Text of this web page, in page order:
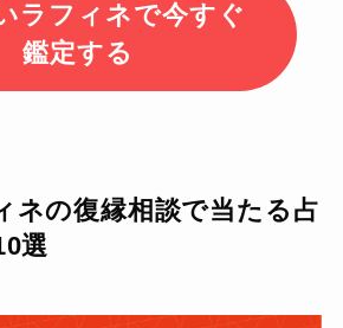
ラフィネで今すぐ
鑑定する
ネの復縁相談で当たる占
選